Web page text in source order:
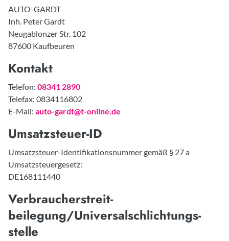
AUTO-GARDT
Inh. Peter Gardt
Neugablonzer Str. 102
87600 Kaufbeuren
Kontakt
Telefon: 08341 2890
Telefax: 0834116802
E-Mail: auto-gardt@t-online.de
Umsatzsteuer-ID
Umsatzsteuer-Identifikationsnummer gemäß § 27 a
Umsatzsteuergesetz:
DE168111440
Verbraucher­streit­
beilegung/Universal­schlichtungs­
stelle